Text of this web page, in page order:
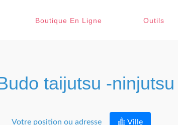
Boutique En Ligne Outils
taijutsu -ninjutsu
Votre position ou adresse Ville